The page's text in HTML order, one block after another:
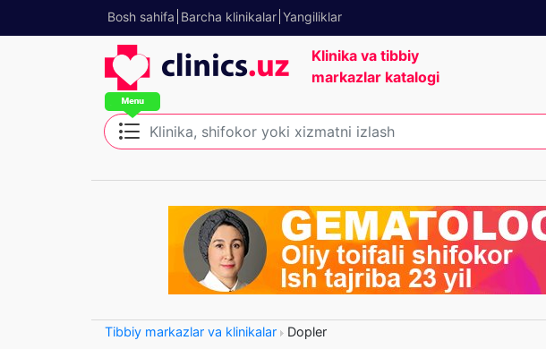
Bosh sahifa Barcha klinikalar Yangiliklar
Klinika va tibbiy
markazlar katalogi
Tibbiy markazlar va klinikalar Dopler